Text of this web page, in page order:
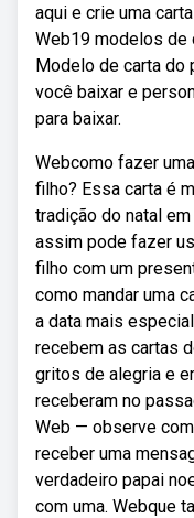
aqui e crie uma
Web19 modelos de
Modelo de carta do
você baixar e
para baixar.
Webcomo fazer
filho? Essa carta é
tradição do natal
assim pode fazer
filho com um
como mandar uma
a data mais
recebem as cartas
gritos de alegria e
receberam no
Web — observe
receber uma
verdadeiro papai
com uma. Webque